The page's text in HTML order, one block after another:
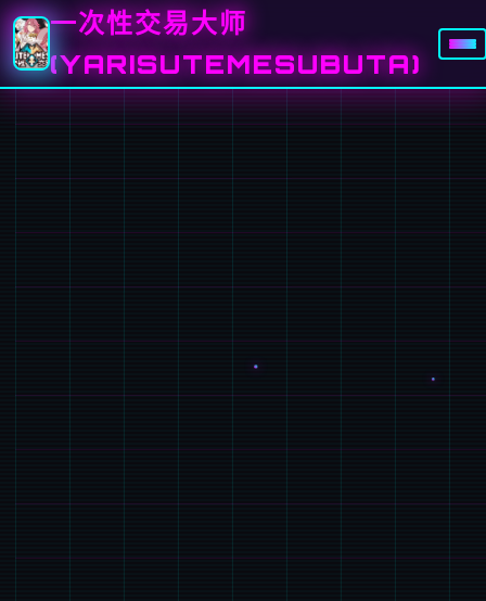
一次性交易大师
(YARISUTEMESUBUTA)